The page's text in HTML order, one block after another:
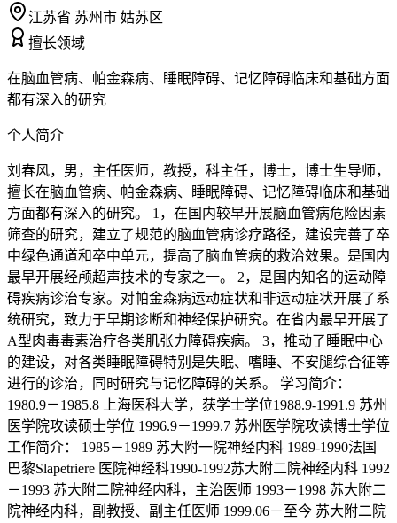
江苏省 苏州市 姑苏区
擅长领域
在脑血管病、帕金森病、睡眠障碍、记忆障碍临床和基础方面
都有深入的研究
个人简介
刘春风，男，主任医师，教授，科主任，博士，博士生导师，
擅长在脑血管病、帕金森病、睡眠障碍、记忆障碍临床和基础
方面都有深入的研究。 1，在国内较早开展脑血管病危险因素
筛查的研究，建立了规范的脑血管病诊疗路径，建设完善了卒
中绿色通道和卒中单元，提高了脑血管病的救治效果。是国内
最早开展经颅超声技术的专家之一。 2，是国内知名的运动障
碍疾病诊治专家。对帕金森病运动症状和非运动症状开展了系
统研究，致力于早期诊断和神经保护研究。在省内最早开展了
A型肉毒毒素治疗各类肌张力障碍疾病。 3，推动了睡眠中心
的建设，对各类睡眠障碍特别是失眠、嗜睡、不安腿综合征等
进行的诊治，同时研究与记忆障碍的关系。 学习简介：
1980.9－1985.8 上海医科大学，获学士学位1988.9-1991.9 苏州
医学院攻读硕士学位 1996.9－1999.7 苏州医学院攻读博士学位
工作简介： 1985－1989 苏大附一院神经内科 1989-1990法国
巴黎Slapetriere 医院神经科1990-1992苏大附二院神经内科 1992
－1993 苏大附二院神经内科，主治医师 1993－1998 苏大附二
院神经内科，副教授、副主任医师 1999.06－至今 苏大附二院